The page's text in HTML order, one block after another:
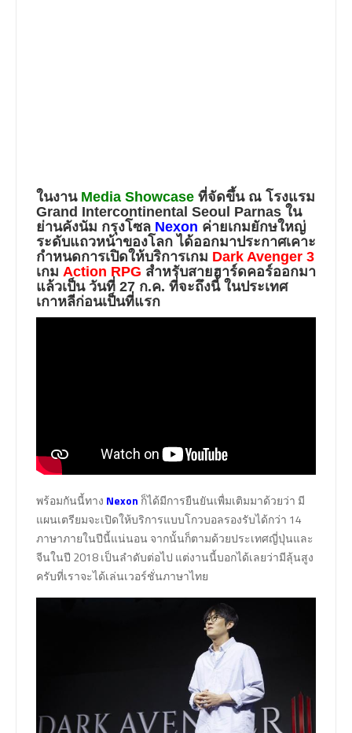
ในงาน Media Showcase ที่จัดขึ้น ณ โรงแรม
Grand Intercontinental Seoul Parnas ใน
ย่านคังนัม กรุงโซล Nexon ค่ายเกมยักษใหญ่
ระดับแถวหน้าของโลก ได้ออกมาประกาศเคาะ
กำหนดการเปิดให้บริการเกม Dark Avenger 3
เกม Action RPG สำหรับสายฮาร์ดคอร์ออกมา
แล้วเป็นวันที่ 27 ก.ค. ที่จะถึงนี้ ในประเทศ
เกาหลีก่อนเป็นที่แรก
พร้อมกันนี้ทาง Nexon ก็ได้มีการยืนยันเพื่มเติมมาด้วยว่า มี
แผนเตรียมจะเปิดให้บริการแบบโกวบอลรองรับได้กว่า 14
ภาษาภายในปีนี้แน่นอน จากนั้นก็ตามด้วยประเทศญี่ปุ่นและ
จีนในปี 2018 เป็นลำดับต่อไป แต่งานนี้บอกได้เลยว่ามีลุ้นสูง
ครับที่เราจะได้เล่นเวอร์ชั่นภาษาไทย